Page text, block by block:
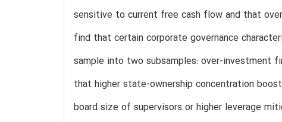
sensitive to current free cash flow and that
find that certain corporate governance
sample into two subsamples: over-investment
that higher state-ownership concentration
board size of supervisors or higher leverage